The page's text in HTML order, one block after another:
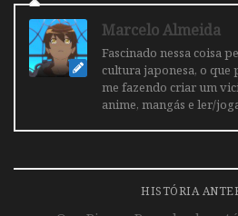
Marcelo Almeida
Fascinado nessa coisa
cultura japonesa, o que
me fazendo criar um
anime, mangás e ler/
HISTÓRIA